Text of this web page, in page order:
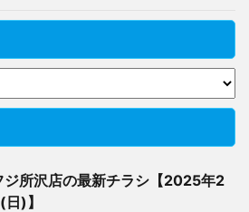
ジ所沢店の最新チラシ【2025年2
)】